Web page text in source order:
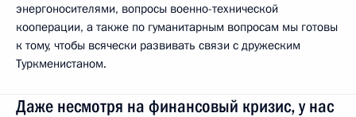
энергоносителями, вопросы военно-технической
кооперации, а также по гуманитарным вопросам мы готовы
к тому, чтобы всячески развивать связи с дружеским
Туркменистаном.
Даже несмотря на финансовый кризис, у нас